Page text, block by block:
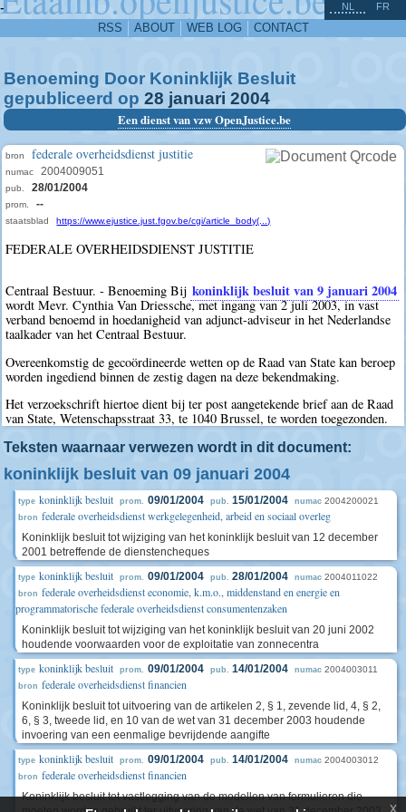
-
RSS ABOUT WEB LOG CONTACT
NL FR
Benoeming Door Koninklijk Besluit
gepubliceerd op 28 januari 2004
Een dienst van vzw OpenJustice.be
bron federale overheidsdienst justitie
numac 2004009051
pub. 28/01/2004
prom. --
staatsblad https://www.ejustice.just.fgov.be/cgi/article_body(...)
FEDERALE OVERHEIDSDIENST JUSTITIE
Centraal Bestuur. - Benoeming Bij koninklijk besluit van 9 januari 2004
wordt Mevr. Cynthia Van Driessche, met ingang van 2 juli 2003, in vast
verband benoemd in hoedanigheid van adjunct-adviseur in het Nederlandse
taalkader van het Centraal Bestuur.
Overeenkomstig de gecoördineerde wetten op de Raad van State kan beroep
worden ingediend binnen de zestig dagen na deze bekendmaking.
Het verzoekschrift hiertoe dient bij ter post aangetekende brief aan de Raad
van State, Wetenschapsstraat 33, te 1040 Brussel, te worden toegezonden.
Teksten waarnaar verwezen wordt in dit document:
koninklijk besluit van 09 januari 2004
type koninklijk besluit prom. 09/01/2004 pub. 15/01/2004 numac 2004200021
bron federale overheidsdienst werkgelegenheid, arbeid en sociaal overleg
Koninklijk besluit tot wijziging van het koninklijk besluit van 12 december
2001 betreffende de dienstencheques
type koninklijk besluit prom. 09/01/2004 pub. 28/01/2004 numac 2004011022
bron federale overheidsdienst economie, k.m.o., middenstand en energie en
programmatorische federale overheidsdienst consumentenzaken
Koninklijk besluit tot wijziging van het koninklijk besluit van 20 juni 2002
houdende voorwaarden voor de exploitatie van zonnecentra
type koninklijk besluit prom. 09/01/2004 pub. 14/01/2004 numac 2004003011
bron federale overheidsdienst financien
Koninklijk besluit tot uitvoering van de artikelen 2, § 1, zevende lid, 4, § 2,
6, § 3, tweede lid, en 10 van de wet van 31 december 2003 houdende
invoering van een eenmalige bevrijdende aangifte
type koninklijk besluit prom. 09/01/2004 pub. 14/01/2004 numac 2004003012
bron federale overheidsdienst financien
Koninklijk besluit tot vastlegging van de modellen van formulieren die
^
x